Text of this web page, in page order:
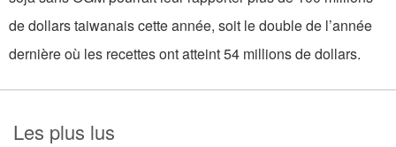
de dollars taiwanais cette année, soit le double de l’année
dernière où les recettes ont atteint 54 millions de dollars.
Les plus lus